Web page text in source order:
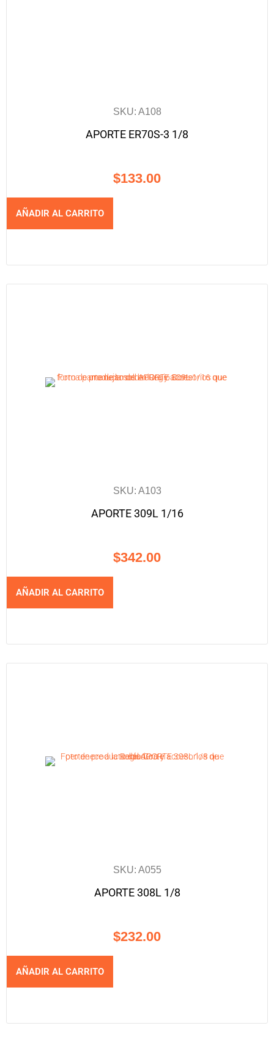
SKU: A108
APORTE ER70S-3 1/8
$133.00
AÑADIR AL CARRITO
SKU: A103
APORTE 309L 1/16
$342.00
AÑADIR AL CARRITO
SKU: A055
APORTE 308L 1/8
$232.00
AÑADIR AL CARRITO